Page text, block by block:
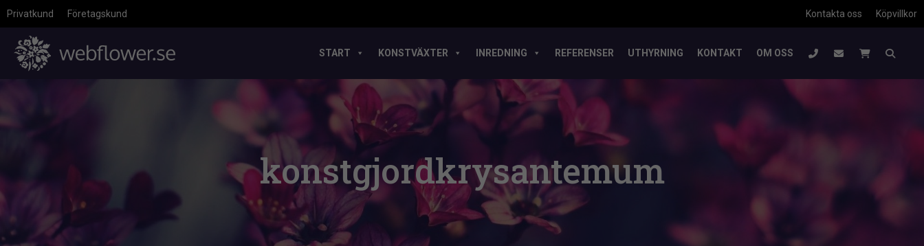
Privatkund Företagskund Köpvillkor
Kontakta oss
START KONSTVÄXTER INREDNING REFERENSER UTHYRNING KONTAKT OM OSS
konstgjordkrysantemum